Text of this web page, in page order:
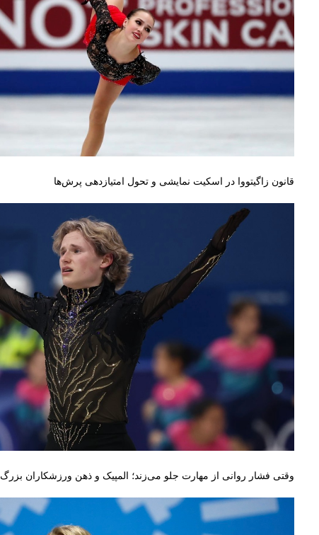
قانون زاگیتووا در اسکیت نمایشی و تحول امتیازدهی پرش‌ها
وقتی فشار روانی از مهارت جلو می‌زند؛ المپیک و ذهن ورزشکاران بزرگ